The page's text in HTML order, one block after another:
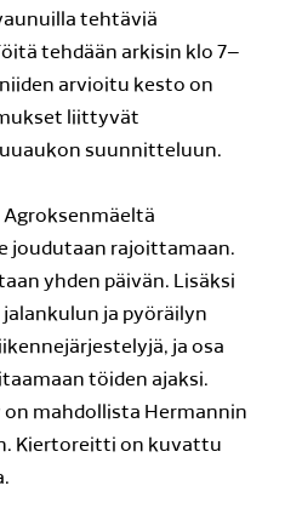
tehtäviä
tehdään arkisin klo 7–
arvioitu kesto on
liittyvät
suunnitteluun.
Agroksenmäeltä
joudutaan rajoittamaan.
yhden päivän. Lisäksi
ja pyöräilyn
ja osa
töiden ajaksi.
on mahdollista Hermannin
Kiertoreitti on kuvattu